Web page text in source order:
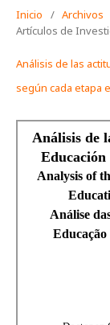
Inicio / Archivos
Artículos de
Análisis de las
según cada etapa